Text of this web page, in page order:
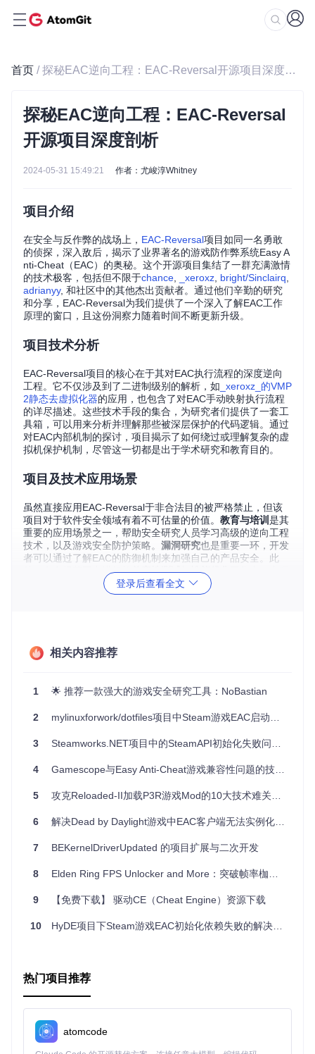
首页 / 探秘EAC逆向工程：EAC-Reversal开源项目深度剖析
探秘EAC逆向工程：EAC-Reversal
开源项目深度剖析
2024-05-31 15:49:21 作者：尤峻淳Whitney
项目介绍
在安全与反作弊的战场上， EAC-Reversal项目如同一名勇敢
的侦探，深入敌后，揭示了业界著名的游戏防作弊系统Easy A
nti-Cheat（EAC）的奥秘。这个开源项目集结了一群充满激情
的技术极客，包括但不限于chance _xeroxz bright/Sinclairq
adrianyy, 和社区中的其他杰出贡献者。通过他们辛勤的研究
和分享，EAC-Reversal为我们提供了一个深入了解EAC工作
原理的窗口，且这份洞察力随着时间不断更新升级。
项目技术分析
EAC-Reversal项目的核心在于其对EAC执行流程的深度逆向
工程。它不仅涉及到了二进制级别的解析，如 _xeroxz_的VMP
2静态去虚拟化器的应用，也包含了对EAC手动映射执行流程
的详尽描述。这些技术手段的集合，为研究者们提供了一套工
具箱，可以用来分析并理解那些被深层保护的代码逻辑。通过
对EAC内部机制的探讨，项目揭示了如何绕过或理解复杂的虚
拟机保护机制，尽管这一切都是出于学术研究和教育目的。
项目及技术应用场景
虽然直接应用EAC-Reversal于非合法目的被严格禁止，但该
项目对于软件安全领域有着不可估量的价值。 教育与培训 是其
重要的应用场景之一，帮助安全研究人员学习高级的逆向工程
技术，以及游戏安全防护策略。 漏洞研究也是重要一环，开发
者可以通过了解EAC的防御机制来加强自己的产品安全。此
外，在合规范围内进行的兼容性测试与性能优化
目能够为确保软件在极端环境下的稳定运行提供技术支持。
多位专家和爱好者的见解与成果。
为学习游戏安全与逆向工程提供了宝贵资源。
持续更新: 基于前人工作不断迭代，确保信息的时效性和准
确性，适应快速变化的技术环境。
一份宝贵的教育资源。
综上所述，EAC-Reversal项目不仅是对EAC防作弊系统的一
次深刻探索，更是技术社区共同推进安全知识边界的一个例
证。对于热衷于安全研究、想要深入理解现代游戏保护机制的
开发者与研究者而言，EAC-Reversal无疑是一座金矿，等待
着每一位探险者的发掘。
本文旨在介绍而非推广任何可能违反服务条款的行为，所有技
登录后查看全文
相关内容推荐
1 🌟 推荐一款强大的游戏安全研究工具：NoBastian
2 mylinuxforwork/dotfiles项目中Steam游戏EAC启动问题的解决方案
3 Steamworks.NET项目中的SteamAPI初始化失败问题分析与解决方案
4 Gamescope与Easy Anti-Cheat游戏兼容性问题的技术解析
5 攻克Reloaded-II加载P3R游戏Mod的10大技术难关：从崩溃到流畅的完整解决方案
6 解决Dead by Daylight游戏中EAC客户端无法实例化的问题
7 BEKernelDriverUpdated 的项目扩展与二次开发
8 Elden Ring FPS Unlocker and More：突破帧率枷锁的终极配置指南
9 【免费下载】 驱动CE（Cheat Engine）资源下载
10 HyDE项目下Steam游戏EAC初始化依赖失败的解决方案分析
热门项目推荐
atomcode